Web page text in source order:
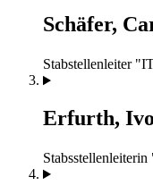
Schäfer,
Stabstellenleiter
Erfurth,